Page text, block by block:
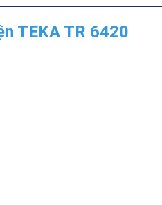
TEKA TR 6420